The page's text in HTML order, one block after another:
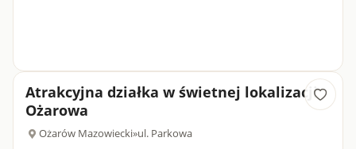
Atrakcyjna działka w świetnej lokalizacji
Ożarowa
Ożarów Mazowiecki»ul. Parkowa